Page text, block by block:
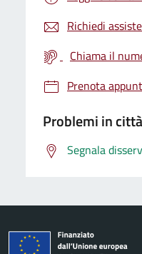
Richiedi
Chiama il
Prenota
Problemi in città
Segnala